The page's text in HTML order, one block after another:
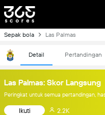
Sepak bola Las Palmas
Detail Pertandingan
Las Palmas: Skor Langsung
Peringkat untuk semua pertandingan,
Ikuti 2.2K